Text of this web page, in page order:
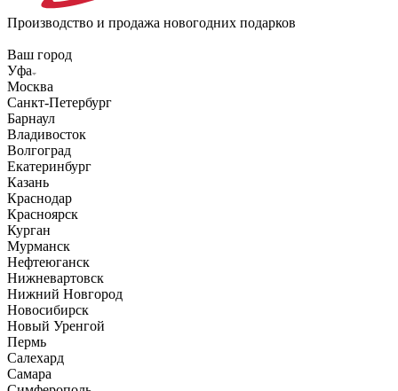
Производство и продажа новогодних подарков
Ваш город
Уфа
Москва
Санкт-Петербург
Барнаул
Владивосток
Волгоград
Екатеринбург
Казань
Краснодар
Красноярск
Курган
Мурманск
Нефтеюганск
Нижневартовск
Нижний Новгород
Новосибирск
Новый Уренгой
Пермь
Салехард
Самара